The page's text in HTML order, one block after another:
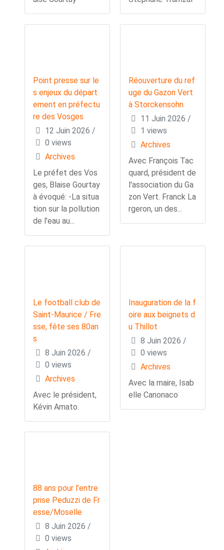
Point presse sur le
s enjeux du départ
ement en préfectu
re des Vosges
12 Juin 2026 /
0 views
Archives
Le préfet des Vos
ges, Blaise Gourtay
à évoqué: -La situa
tion sur la pollution
de l'eau au...
Réouverture du ref
uge du Gazon Vert
à Storckensohn
11 Juin 2026 /
1 views
Archives
Avec François Tac
quard, président de
l'association du Ga
zon Vert. Franck La
rgeron, un des...
Le football club de
Saint-Maurice / Fre
sse, fête ses 80an
s
8 Juin 2026 /
0 views
Archives
Avec le président,
Kévin Amato.
Inauguration de la f
oire aux beignets d
u Thillot
8 Juin 2026 /
0 views
Archives
Avec la maire, Isab
elle Canonaco
88 ans pour l'entre
prise Peduzzi de Fr
esse/Moselle
8 Juin 2026 /
0 views